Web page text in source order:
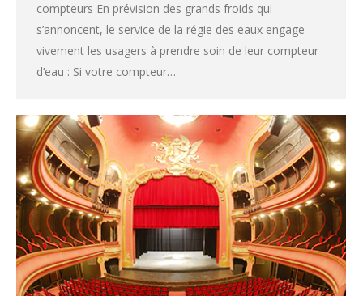
compteurs En prévision des grands froids qui
s’annoncent, le service de la régie des eaux engage
vivement les usagers à prendre soin de leur compteur
d’eau : Si votre compteur…